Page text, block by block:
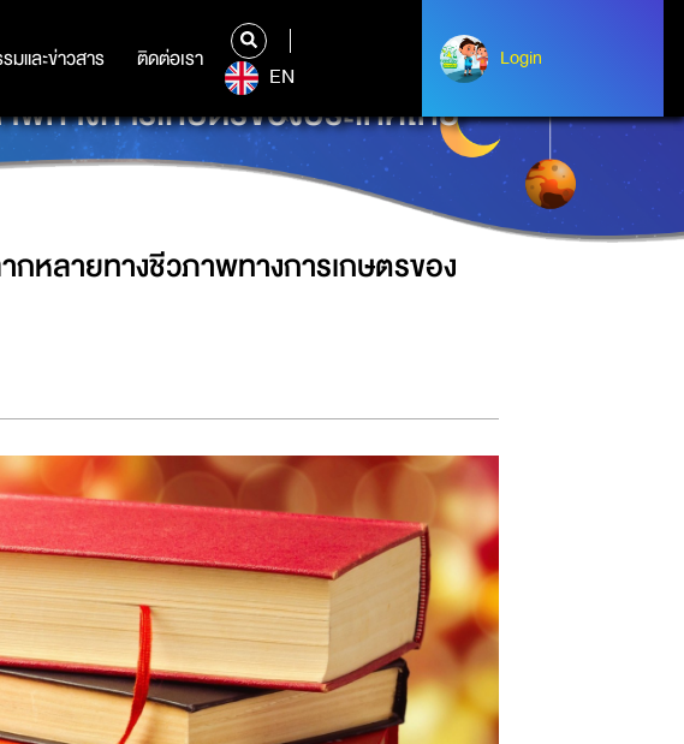
รมและข่าวสาร ติดต่อเรา
มและข่าวสาร ติดต่อเรา
EN
Login
Login
ทางการเกษตรของประเทศไทย
หลายทางชีวภาพทางการเกษตรของ